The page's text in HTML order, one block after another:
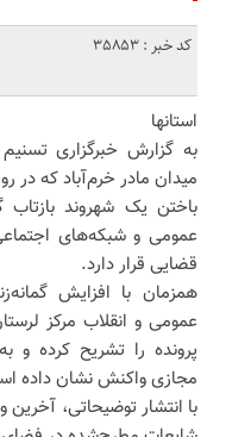
کد خبر : 35853
استانها
به گزارش خبرگزاری تسنیم
میدان مادر خرم‌آباد که در
باختن یک شهروند بازتاب
عمومی و شبکه‌های
قضایی قرار دارد.
همزمان با افزایش
عمومی و انقلاب مرکز
پرونده را تشریح کرده
مجازی واکنش نشان داده
با انتشار توضیحاتی،